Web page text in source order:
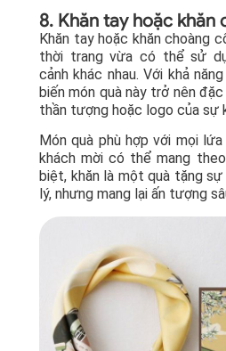
8. Khăn tay hoặc khăn
Khăn tay hoặc khăn choàng
thời trang vừa có thể sử
cảnh khác nhau. Với khả
biến món quà này trở nên
thần tượng hoặc logo của sự
Món quà phù hợp với mọi
khách mời có thể mang
biệt, khăn là một quà tặng
lý, nhưng mang lại ấn tượng